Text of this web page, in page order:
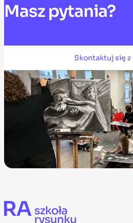
Masz pytania?
Skontaktuj się z